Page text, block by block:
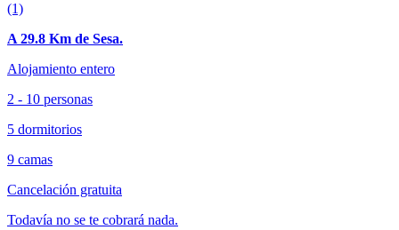
(1)
A 29.8 Km de Sesa.
Alojamiento entero
2 - 10 personas
5 dormitorios
9 camas
Cancelación gratuita
Todavía no se te cobrará nada.